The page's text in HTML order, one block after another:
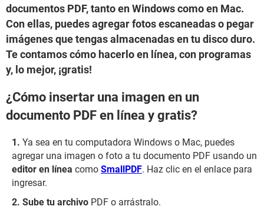
documentos PDF, tanto en Windows como en Mac.
Con ellas, puedes agregar fotos escaneadas o pegar
imágenes que tengas almacenadas en tu disco duro.
Te contamos cómo hacerlo en línea, con programas
y, lo mejor, ¡gratis!
¿Cómo insertar una imagen en un
documento PDF en línea y gratis?
Ya sea en tu computadora Windows o Mac, puedes
agregar una imagen o foto a tu documento PDF usando un
editor en línea como SmallPDF. Haz clic en el enlace para
ingresar.
Sube tu archivo PDF o arrástralo.